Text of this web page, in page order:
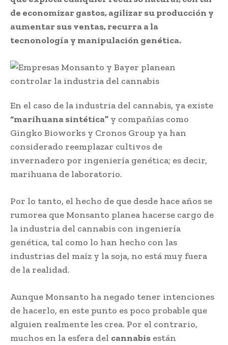
de economizar gastos, agilizar su producción y
aumentar sus ventas, recurra a la
tecnonología y manipulación genética.
En el caso de la industria del cannabis, ya existe
“marihuana sintética” y compañías como
Gingko Bioworks y Cronos Group ya han
considerado reemplazar cultivos de
invernadero por ingeniería genética; es decir,
marihuana de laboratorio.
Por lo tanto, el hecho de que desde hace años se
rumorea que Monsanto planea hacerse cargo de
la industria del cannabis con ingeniería
genética, tal como lo han hecho con las
industrias del maíz y la soja, no está muy fuera
de la realidad.
Aunque Monsanto ha negado tener intenciones
de hacerlo, en este punto es poco probable que
alguien realmente les crea. Por el contrario,
muchos en la esfera del cannabis están